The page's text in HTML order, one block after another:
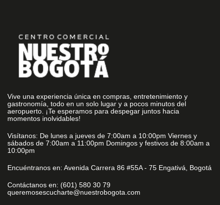
Vive una experiencia única en compras, entretenimiento y
gastronomía, todo en un solo lugar y a pocos minutos del
aeropuerto. ¡Te esperamos para despegar juntos hacia
momentos inolvidables!
Visítanos: De lunes a jueves de 7:00am a 10:00pm Viernes y
sábados de 7:00am a 11:00pm Domingos y festivos de 8:00am a
10:00pm
Encuéntranos en: Avenida Carrera 86 #55A - 75 Engativá, Bogotá
Contáctanos en: (601) 580 30 79
queremosescucharte@nuestrobogota.com